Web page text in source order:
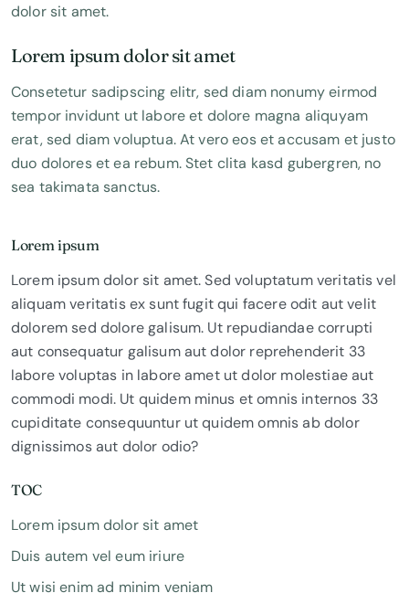
dolor sit amet.
Lorem ipsum dolor sit amet
Consetetur sadipscing elitr, sed diam nonumy eirmod
tempor invidunt ut labore et dolore magna aliquyam
erat, sed diam voluptua. At vero eos et accusam et justo
duo dolores et ea rebum. Stet clita kasd gubergren, no
sea takimata sanctus.
Lorem ipsum
Lorem ipsum dolor sit amet. Sed voluptatum veritatis vel
aliquam veritatis ex sunt fugit qui facere odit aut velit
dolorem sed dolore galisum. Ut repudiandae corrupti
aut consequatur galisum aut dolor reprehenderit 33
labore voluptas in labore amet ut dolor molestiae aut
commodi modi. Ut quidem minus et omnis internos 33
cupiditate consequuntur ut quidem omnis ab dolor
dignissimos aut dolor odio?
TOC
Lorem ipsum dolor sit amet
Duis autem vel eum iriure
Ut wisi enim ad minim veniam